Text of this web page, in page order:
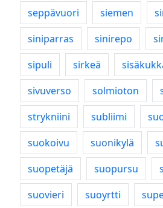
seppävuori
siemen
siniparras
sinirepo
sipuli
sirkeä
sivuverso
solmioton
strykniini
subliimi
suokoivu
suonikylä
suopetäjä
suopursu
suovieri
suoyrtti